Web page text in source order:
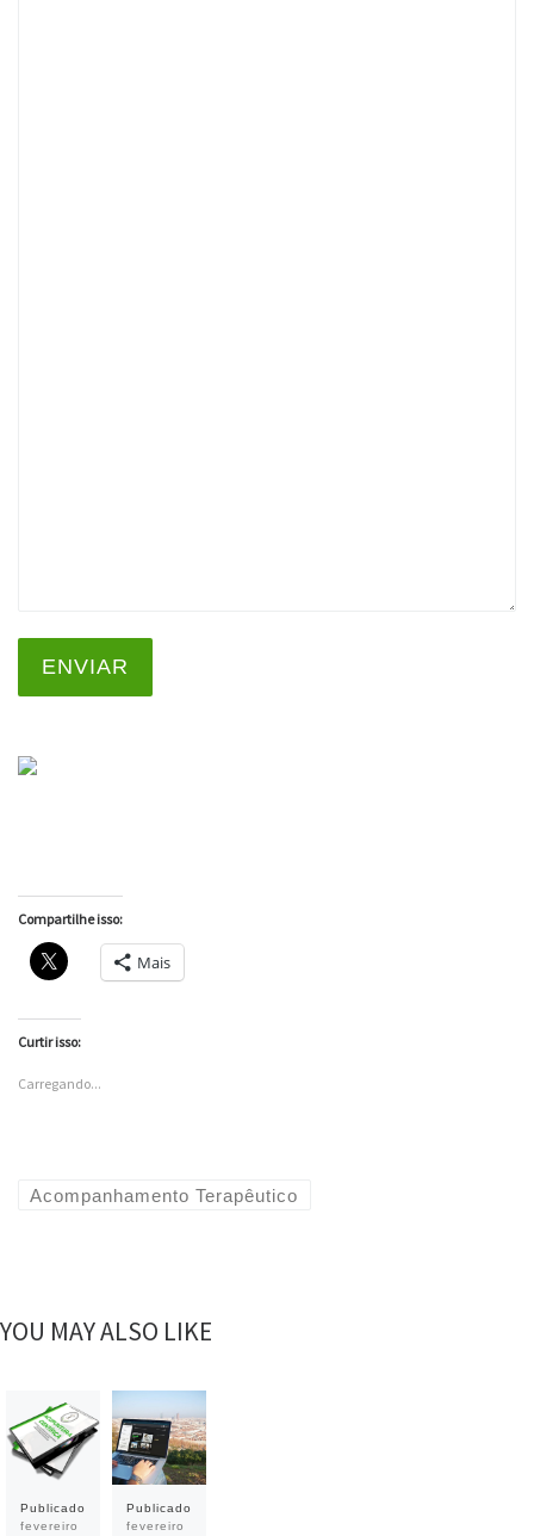
ENVIAR
Compartilhe isso:
Mais
Curtir isso:
Carregando...
Acompanhamento Terapêutico
YOU MAY ALSO LIKE
Publicado
fevereiro
Publicado
fevereiro